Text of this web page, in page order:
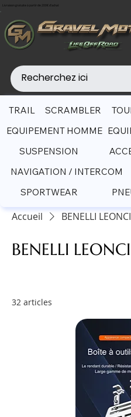
Livraison gratuite à partir de 200€ d'achat
Accueil BENELLI
BENELLI
32 articles
TRAIL SCRAMBLER
EQUIPEMENT HOMME
SUSPENSION
NAVIGATION / INTERCOM
SPORTWEAR